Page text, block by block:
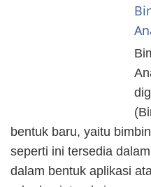
bentuk baru, yaitu
seperti ini tersedia
dalam bentuk aplikasi